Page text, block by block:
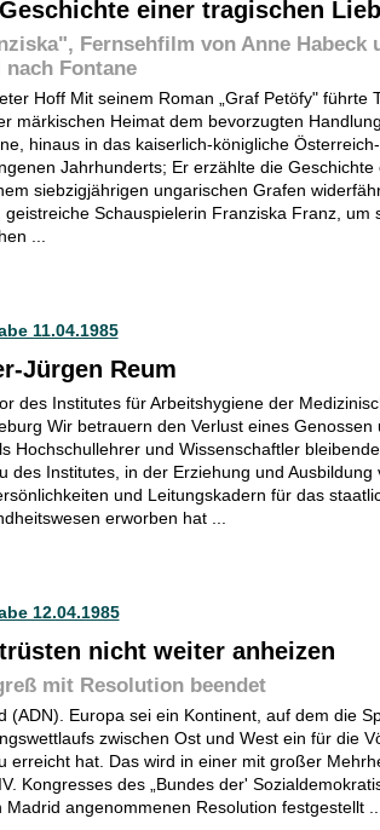
einer tragischen
Fernsehfilm von Anne Habeck
nach Fontane
Hoff Mit seinem Roman „Graf Petöfy" führte
märkischen Heimat dem bevorzugten
hinaus in das kaiserlich-königliche
Jahrhunderts; Er erzählte die
siebzigjährigen ungarischen Grafen
geistreiche Schauspielerin Franziska Franz, um
...
11.04.1985
Jürgen Reum
des Institutes für Arbeitshygiene der
Wir betrauern den Verlust eines Genossen
Hochschullehrer und Wissenschaftler
des Institutes, in der Erziehung und Ausbildung
und Leitungskadern für das
erworben hat ...
12.04.1985
nicht weiter anheizen
mit Resolution beendet
(ADN). Europa sei ein Kontinent, auf dem die
zwischen Ost und West ein für die
erreicht hat. Das wird in einer mit großer
Kongresses des „Bundes der'
Madrid angenommenen Resolution festgestellt